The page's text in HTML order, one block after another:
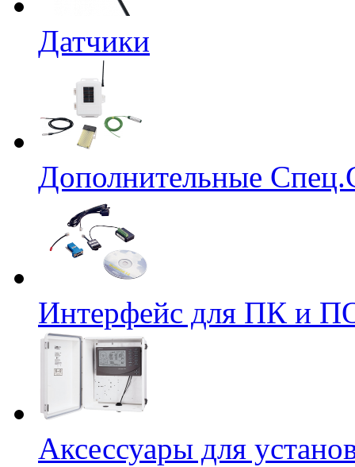
Датчики
Дополнительные
Интерфейс для ПК и
Аксессуары для